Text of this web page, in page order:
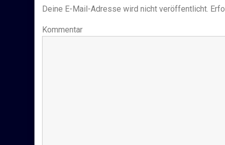
Deine E-Mail-Adresse wird nicht veröffentlicht.
Kommentar